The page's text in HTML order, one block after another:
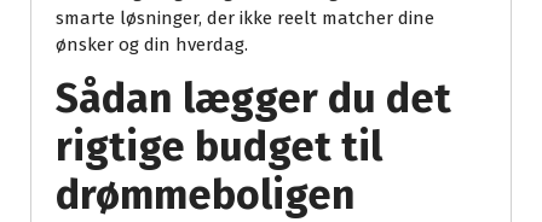
smarte løsninger, der ikke reelt matcher dine
ønsker og din hverdag.
Sådan lægger du det
rigtige budget til
drømmeboligen